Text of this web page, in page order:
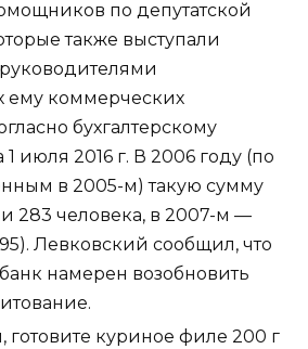
по депутатской
также выступали
ему коммерческих
бухгалтерскому
1 июля 2016 г. В 2006 году (по
в 2005-м) такую сумму
283 человека, в 2007-м —
Левковский сообщил, что
намерен возобновить
готовите куриное филе 200 г